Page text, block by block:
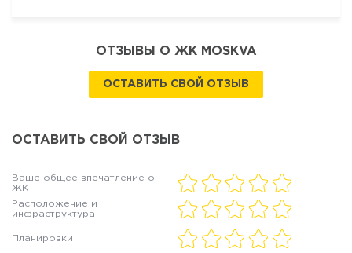
ОТЗЫВЫ О ЖК MOSKVA
ОСТАВИТЬ СВОЙ ОТЗЫВ
ОСТАВИТЬ СВОЙ ОТЗЫВ
Ваше общее впечатление о
ЖК
Расположение и
инфраструктура
Планировки